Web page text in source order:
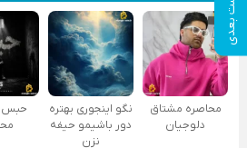
پست بعدی
محاصره مشتاق
دلوجیان
نگو اینجوری بهتره
دور باشیمو حیفه
نزن
حبس